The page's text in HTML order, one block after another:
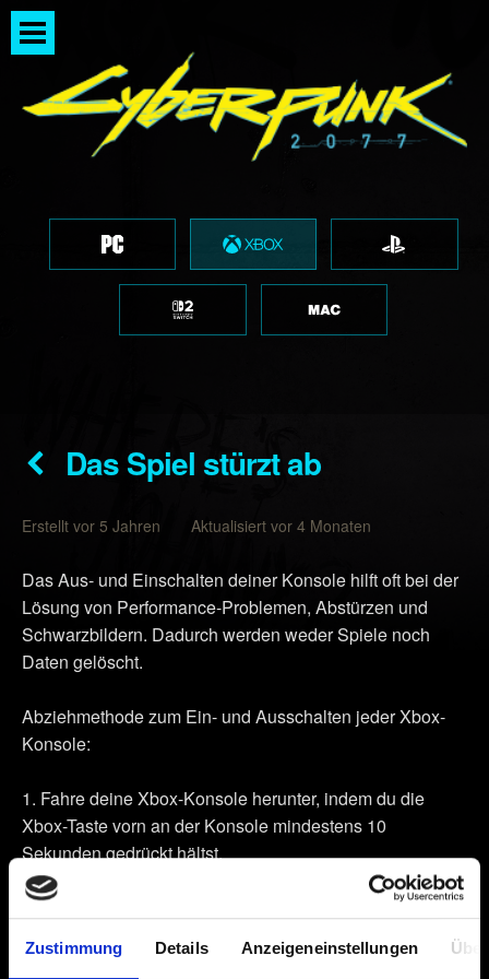
Zustimmung Details Anzeigeneinstellungen
Das Spiel stürzt ab
Erstellt vor 5 Jahren Aktualisiert vor 4 Monaten
Das Aus- und Einschalten deiner Konsole hilft oft bei der
Lösung von Performance-Problemen, Abstürzen und
Schwarzbildern. Dadurch werden weder Spiele noch
Daten gelöscht.
Abziehmethode zum Ein- und Ausschalten jeder Xbox-
Konsole:
Fahre deine Xbox-Konsole herunter, indem du die
Xbox-Taste vorn an der Konsole mindestens 10
Sekunden gedrückt hältst.
Ziehe das Stromkabel ab.